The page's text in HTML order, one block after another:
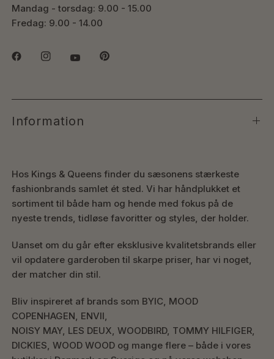
Mandag - torsdag: 9.00 - 15.00
Fredag: 9.00 - 14.00
Information
Hos Kings & Queens finder du sæsonens stærkeste
fashionbrands samlet ét sted. Vi har håndplukket et
sortiment til både ham og hende med fokus på de
nyeste trends, tidløse favoritter og styles, der holder.
Uanset om du går efter eksklusive kvalitetsbrands eller
vil opdatere garderoben til skarpe priser, har vi noget,
der matcher din stil.
Bliv inspireret af brands som BYIC, MOOD
COPENHAGEN, ENVII,
NOISY MAY, LES DEUX, WOODBIRD, TOMMY HILFIGER,
DICKIES, WOOD WOOD og mange flere – både i vores